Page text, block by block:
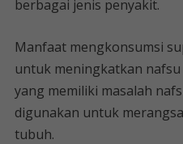
berbagai jenis penyakit.
Manfaat mengkonsumsi
untuk meningkatkan
yang memiliki masalah
digunakan untuk
tubuh.